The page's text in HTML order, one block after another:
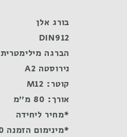
בורג אלן
DIN912
הברגה מילימטרית
נירוסטה A2
קוטר: M12
אורך: 80 מ"מ
*מחיר ליחידה
*מינימום הזמנה 50 שקלים